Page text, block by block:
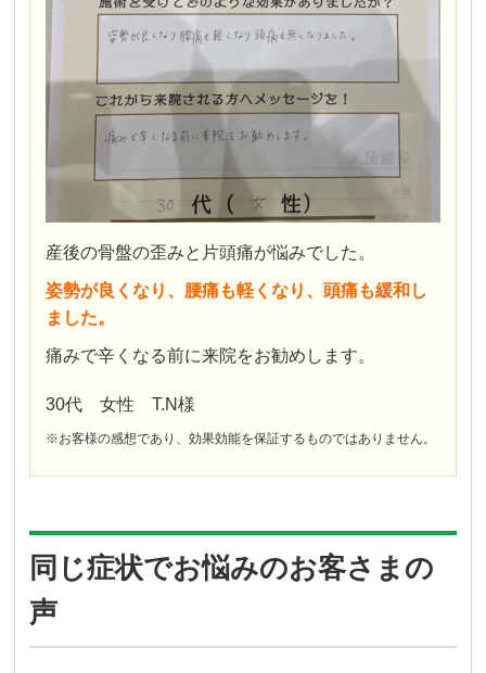
産後の骨盤の歪みと片頭痛が悩みでした。
姿勢が良くなり、腰痛も軽くなり、頭痛も緩和し
ました。
痛みで辛くなる前に来院をお勧めします。
30代 女性 T.N様
※お客様の感想であり、効果効能を保証するものではありません。
同じ症状でお悩みのお客さまの
声